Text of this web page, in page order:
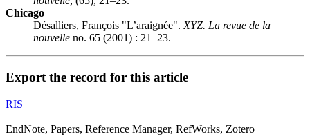
Chicago
Désalliers, François "L’araignée". XYZ. La revue de la
nouvelle no. 65 (2001) : 21–23.
Export the record for this article
RIS
EndNote, Papers, Reference Manager, RefWorks, Zotero